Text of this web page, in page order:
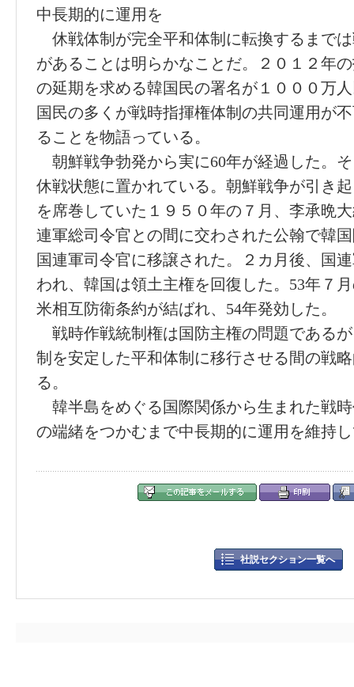
中長期的に運用を
休戦体制が完全平和体制に転換するまで
があることは明らかなことだ。２０１２年
の延期を求める韓国民の署名が１０００万
国民の多くが戦時指揮権体制の共同運用が
ることを物語っている。
朝鮮戦争勃発から実に60年が経過した。
休戦状態に置かれている。朝鮮戦争が引き
を席巻していた１９５０年の７月、李承晩
連軍総司令官との間に交わされた公翰で韓
国連軍司令官に移譲された。２カ月後、国
われ、韓国は領土主権を回復した。53年７
米相互防衛条約が結ばれ、54年発効した。
戦時作戦統制権は国防主権の問題である
制を安定した平和体制に移行させる間の戦
る。
韓半島をめぐる国際関係から生まれた戦
の端緒をつかむまで中長期的に運用を維持
社説セクション一覧へ